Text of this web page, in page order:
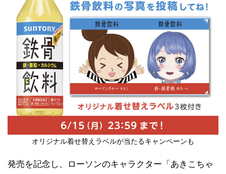
オリジナル着せ替えラベルが当たるキャンペーンも
発売を記念し、ローソンのキャラクター「あきこちゃ